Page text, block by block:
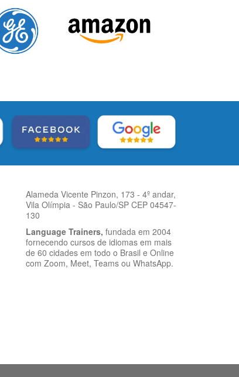
Alameda Vicente Pinzon, 173 - 4º andar,
Vila Olímpia - São Paulo/SP CEP 04547-
130
Language Trainers, fundada em 2004
fornecendo cursos de idiomas em mais
de 60 cidades em todo o Brasil e Online
com Zoom, Meet, Teams ou WhatsApp.